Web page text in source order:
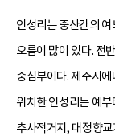
인성리는 중산간의
오름이 많이 있다. 전
중심부이다. 제주시
위치한 인성리는 예
추사적거지, 대정향교